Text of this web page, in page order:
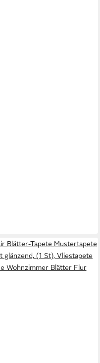
Blätter-Tapete Mustertapete
(1 St), Vliestapete
Wohnzimmer Blätter Flur